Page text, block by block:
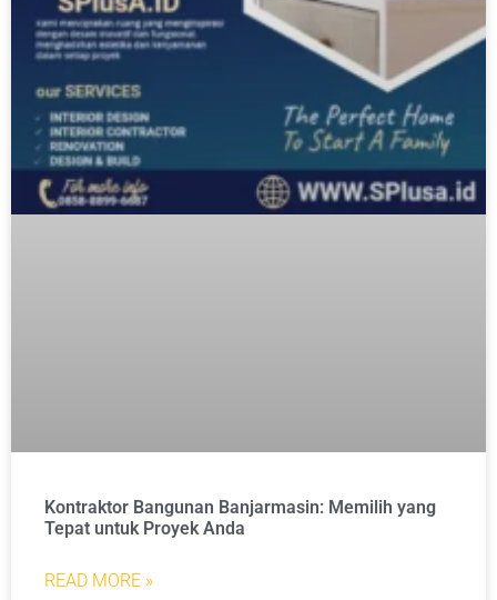
Kontraktor Bangunan Banjarmasin: Memilih yang
Tepat untuk Proyek Anda
READ MORE »